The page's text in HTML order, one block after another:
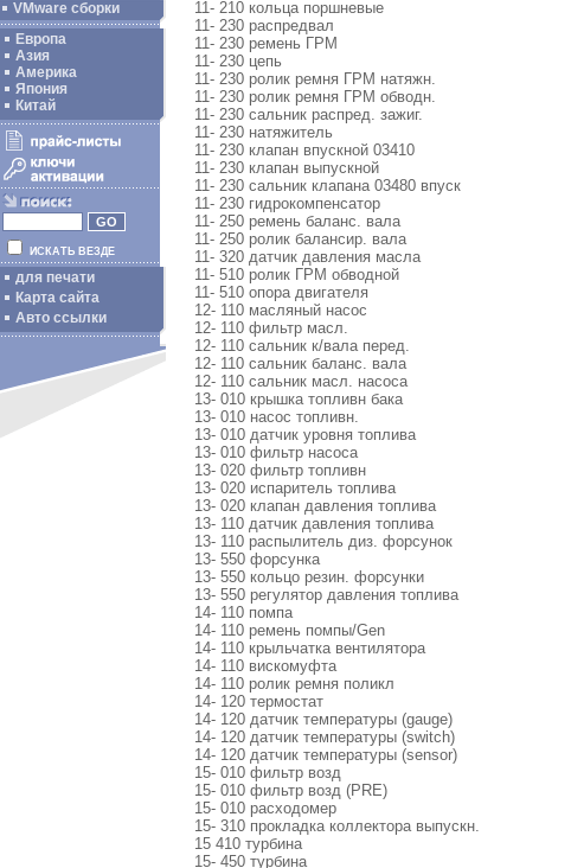
VMware сборки
Европа
Азия
Америка
Япония
Китай
ИСКАТЬ ВЕЗДЕ
для печати
Карта сайта
Авто ссылки
11- 210 кольца поршневые
11- 230 распредвал
11- 230 ремень ГРМ
11- 230 цепь
11- 230 ролик ремня ГРМ натяжн.
11- 230 ролик ремня ГРМ обводн.
11- 230 сальник распред. зажиг.
11- 230 натяжитель
11- 230 клапан впускной 03410
11- 230 клапан выпускной
11- 230 сальник клапана 03480 впуск
11- 230 гидрокомпенсатор
11- 250 ремень баланс. вала
11- 250 ролик балансир. вала
11- 320 датчик давления масла
11- 510 ролик ГРМ обводной
11- 510 опора двигателя
12- 110 масляный насос
12- 110 фильтр масл.
12- 110 сальник к/вала перед.
12- 110 сальник баланс. вала
12- 110 сальник масл. насоса
13- 010 крышка топливн бака
13- 010 насос топливн.
13- 010 датчик уровня топлива
13- 010 фильтр насоса
13- 020 фильтр топливн
13- 020 испаритель топлива
13- 020 клапан давления топлива
13- 110 датчик давления топлива
13- 110 распылитель диз. форсунок
13- 550 форсунка
13- 550 кольцо резин. форсунки
13- 550 регулятор давления топлива
14- 110 помпа
14- 110 ремень помпы/Gen
14- 110 крыльчатка вентилятора
14- 110 вискомуфта
14- 110 ролик ремня поликл
14- 120 термостат
14- 120 датчик температуры (gauge)
14- 120 датчик температуры (switch)
14- 120 датчик температуры (sensor)
15- 010 фильтр возд
15- 010 фильтр возд (PRE)
15- 010 расходомер
15- 310 прокладка коллектора выпускн.
15 410 турбина
15- 450 турбина